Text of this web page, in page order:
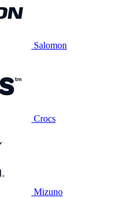
Salomon
Crocs
Mizuno